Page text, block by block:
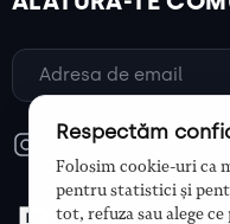
Respectăm
Folosim cookie-uri ca
pentru statistici și
tot, refuza sau alege